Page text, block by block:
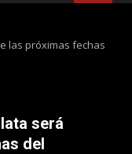
las próximas fechas
será
del